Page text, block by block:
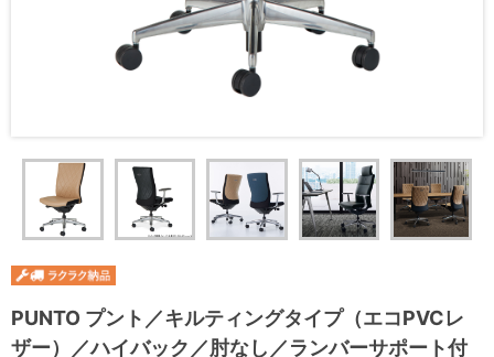
PUNTO プント／キルティングタイプ（エコPVCレ
ザー）／ハイバック／肘なし／ランバーサポート付